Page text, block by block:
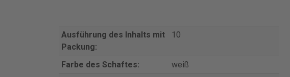
Ausführung des Inhalts mit
Packung:
10
Farbe des Schaftes:
weiß